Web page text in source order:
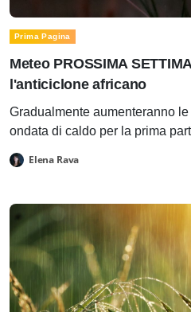
Prima Pagina
Meteo PROSSIMA
l'anticiclone africano
Gradualmente aumenteranno
ondata di caldo per la prima
Elena Rava